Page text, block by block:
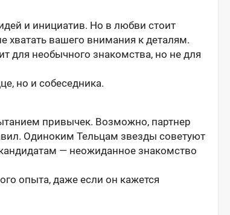
и инициатив. Но в любви стоит
хватать вашего внимания к деталям.
для необычного знакомства, но не для
но и собеседника.
привычек. Возможно, партнер
Одиноким Тельцам звезды советуют
— неожиданное знакомство
опыта, даже если он кажется